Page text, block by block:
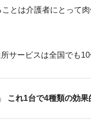
とは介護者にとって
サービスは全国でも10
これ1台で4種類の効果